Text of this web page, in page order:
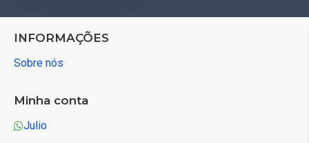
INFORMAÇÕES
Sobre nós
Minha conta
Julio